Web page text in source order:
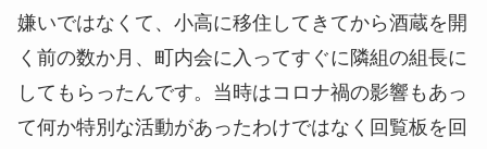
嫌いではなくて、小高に移住してきてから酒蔵を開
く前の数か月、町内会に入ってすぐに隣組の組長に
してもらったんです。当時はコロナ禍の影響もあっ
て何か特別な活動があったわけではなく回覧板を回